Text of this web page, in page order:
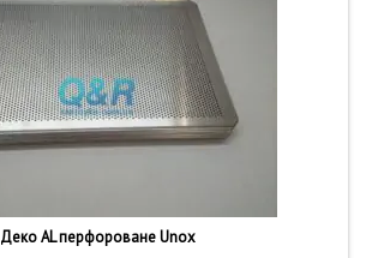
Деко AL перфороване Unox